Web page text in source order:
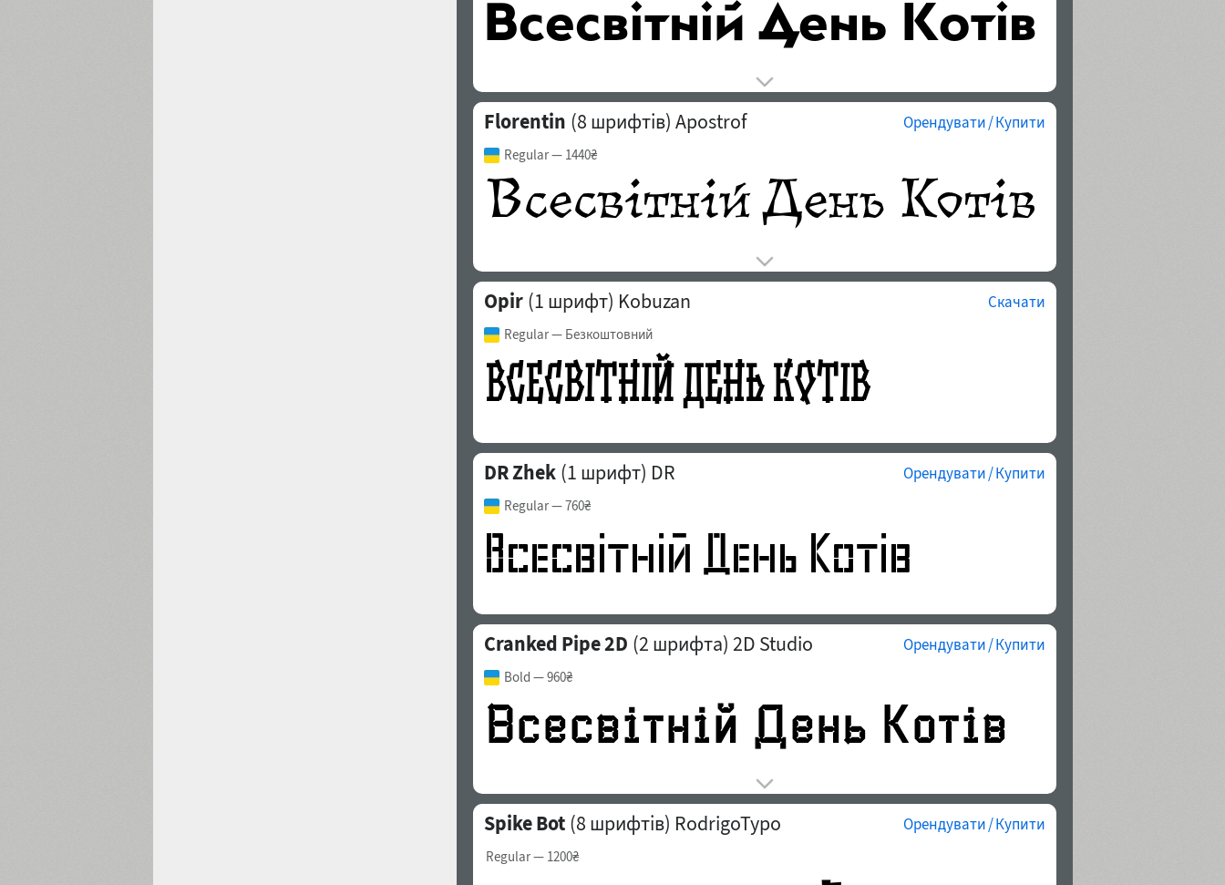
Florentin (8 шрифтів) Apostrof Орендувати / Купити
Regular— 1440₴
Opir (1 шрифт) Kobuzan Скачати
Regular— Безкоштовний
DR Zhek (1 шрифт) DR Орендувати / Купити
Regular— 760₴
Cranked Pipe 2D (2 шрифта) 2D Studio Орендувати / Купити
Bold — 960₴
Spike Bot (8 шрифтів) RodrigoTypo Орендувати / Купити
Regular— 1200₴